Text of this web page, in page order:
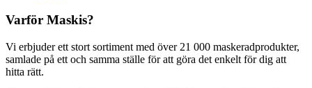
Varför Maskis?
Vi erbjuder ett stort sortiment med över 21 000 maskeradprodukter,
samlade på ett och samma ställe för att göra det enkelt för dig att
hitta rätt.